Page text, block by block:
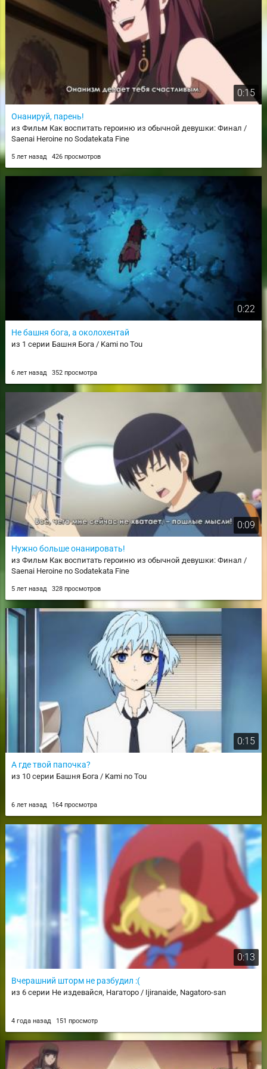
0:15
Онанируй, парень!
из Фильм Как воспитать героиню из обычной девушки: Финал /
Saenai Heroine no Sodatekata Fine
5 лет назад 426 просмотров
0:22
Не башня бога, а околохентай
из 1 серии Башня Бога / Kami no Tou
6 лет назад 352 просмотра
0:09
Нужно больше онанировать!
из Фильм Как воспитать героиню из обычной девушки: Финал /
Saenai Heroine no Sodatekata Fine
5 лет назад 328 просмотров
0:15
А где твой папочка?
из 10 серии Башня Бога / Kami no Tou
6 лет назад 164 просмотра
0:13
Вчерашний шторм не разбудил :(
из 6 серии Не издевайся, Нагаторо / Ijiranaide, Nagatoro-san
4 года назад 151 просмотр